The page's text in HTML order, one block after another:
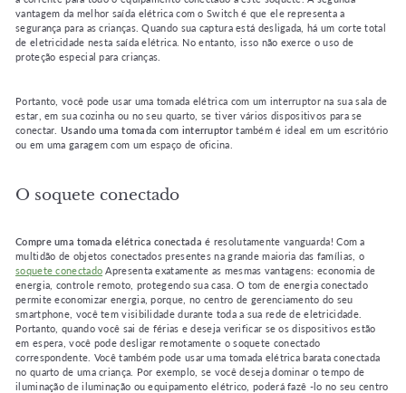
vantagem da melhor saída elétrica com o Switch é que ele representa a
segurança para as crianças. Quando sua captura está desligada, há um corte total
de eletricidade nesta saída elétrica. No entanto, isso não exerce o uso de
proteção especial para crianças.
Portanto, você pode usar uma tomada elétrica com um interruptor na sua sala de
estar, em sua cozinha ou no seu quarto, se tiver vários dispositivos para se
conectar. Usando uma tomada com interruptortambém é ideal em um escritório
ou em uma garagem com um espaço de oficina.
O soquete conectado
Compre uma tomada elétrica conectada é resolutamente vanguarda! Com a
multidão de objetos conectados presentes na grande maioria das famílias, o
soquete conectado Apresenta exatamente as mesmas vantagens: economia de
energia, controle remoto, protegendo sua casa. O tom de energia conectado
permite economizar energia, porque, no centro de gerenciamento do seu
smartphone, você tem visibilidade durante toda a sua rede de eletricidade.
Portanto, quando você sai de férias e deseja verificar se os dispositivos estão
em espera, você pode desligar remotamente o soquete conectado
correspondente. Você também pode usar uma tomada elétrica barata conectada
no quarto de uma criança. Por exemplo, se você deseja dominar o tempo de
iluminação de iluminação ou equipamento elétrico, poderá fazê -lo no seu centro